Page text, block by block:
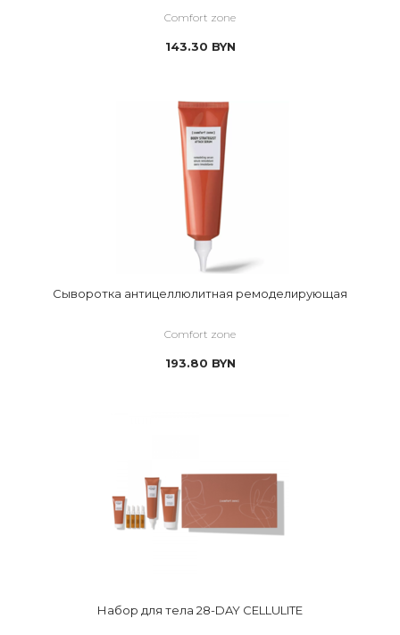
Comfort zone
143.30 BYN
Сыворотка антицеллюлитная ремоделирующая
Comfort zone
193.80 BYN
Набор для тела 28-DAY CELLULITE